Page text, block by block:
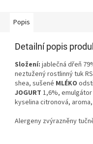
Popis
Detailní popis
Složení: jablečná dřeň
neztužený rostlinný tuk
shea, sušené MLÉKO
JOGURT 1,6%, emulgátor
kyselina citronová,
Alergeny zvýrazněny